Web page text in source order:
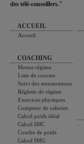
des télé-conseillers."
ACCUEIL
Accueil
COACHING
Menus régime
Liste de courses
Suivi des mensurations
Réglette de régime
Exercices physiques
Compteur de calories
Calcul poids idéal
Calcul IMC
Courbe de poids
Calcul IMG